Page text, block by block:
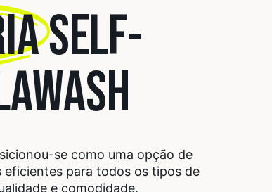
SELF-
se como uma opção de
eficientes para todos os tipos de
e comodidade.